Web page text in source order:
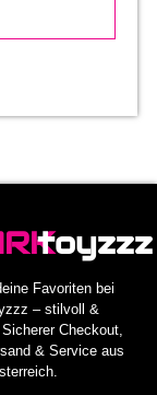
toyzzz
Favoriten bei
– stilvoll &
Checkout,
& Service aus